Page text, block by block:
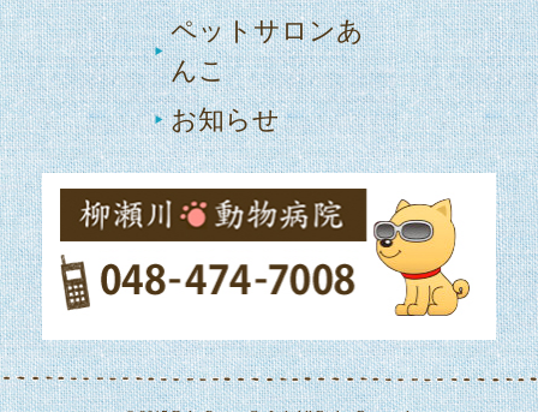
ペットサロンあ
んこ
お知らせ